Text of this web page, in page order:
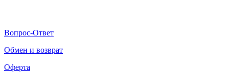
Вопрос-Ответ
Обмен и возврат
Оферта